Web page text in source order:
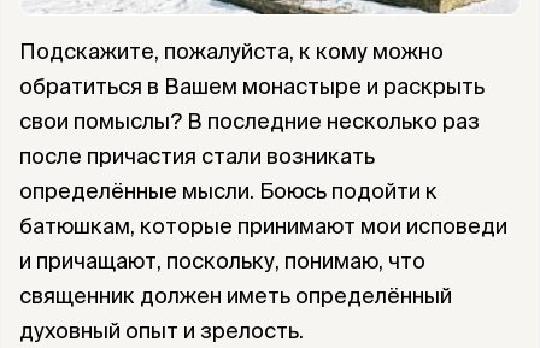
Подскажите, пожалуйста, к кому можно
обратиться в Вашем монастыре и раскрыть
свои помыслы? В последние несколько раз
после причастия стали возникать
определённые мысли. Боюсь подойти к
батюшкам, которые принимают мои исповеди
и причащают, поскольку, понимаю, что
священник должен иметь определённый
духовный опыт и зрелость.